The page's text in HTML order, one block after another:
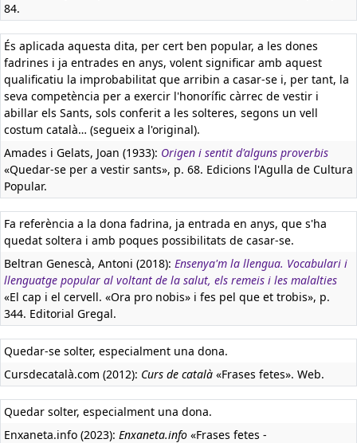
84.
És aplicada aquesta dita, per cert ben popular, a les dones
fadrines i ja entrades en anys, volent significar amb aquest
qualificatiu la improbabilitat que arribin a casar-se i, per tant, la
seva competència per a exercir l'honorífic càrrec de vestir i
abillar els Sants, sols conferit a les solteres, segons un vell
costum català… (segueix a l'original).
Amades i Gelats, Joan (1933): Origen i sentit d'alguns proverbis
«Quedar-se per a vestir sants», p. 68. Edicions l'Agulla de Cultura
Popular.
Fa referència a la dona fadrina, ja entrada en anys, que s'ha
quedat soltera i amb poques possibilitats de casar-se.
Beltran Genescà, Antoni (2018): Ensenya'm la llengua. Vocabulari i
llenguatge popular al voltant de la salut, els remeis i les malalties
«El cap i el cervell. «Ora pro nobis» i fes pel que et trobis», p.
344. Editorial Gregal.
Quedar-se solter, especialment una dona.
Cursdecatalà.com (2012): Curs de català «Frases fetes». Web.
Quedar solter, especialment una dona.
Enxaneta.info (2023): Enxaneta.info «Frases fetes -